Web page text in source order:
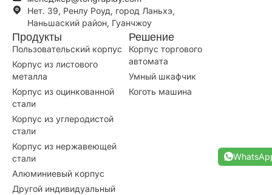
Нет. 39, Ренлу Роуд, город Ланьхэ,
Наньшаский район, Гуанчжоу
Продукты
Пользовательский корпус
Корпус из листового
металла
Корпус из оцинкованной
стали
Корпус из углеродистой
стали
Корпус из нержавеющей
стали
Алюминиевый корпус
Другой индивидуальный
Решение
Корпус торгового
автомата
Умный шкафчик
Коготь машина